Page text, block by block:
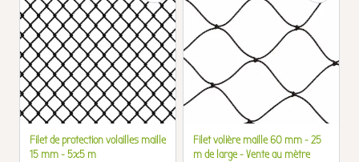
Filet de protection volailles maille
15 mm - 5x5 m
Filet volière maille 60 mm - 25
m de large - Vente au mètre